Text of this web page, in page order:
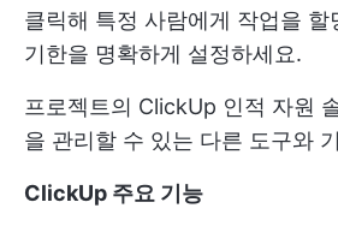
클릭해 특정 사람에게 작업을 할
기한을 명확하게 설정하세요.
프로젝트의 ClickUp 인적 자원
을 관리할 수 있는 다른 도구와
ClickUp 주요 기능